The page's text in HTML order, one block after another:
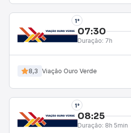
1°
07:30
Duração: 7h
8,3 Viação Ouro Verde
1°
08:25
Duração: 8h 5min